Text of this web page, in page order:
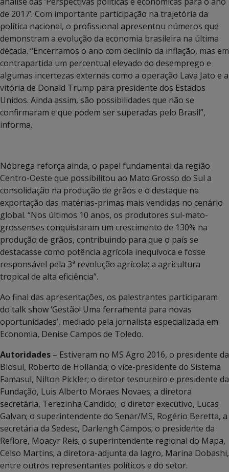
de 2017’. Com importante participação na trajetória da
política nacional, o profissional apresentou números que
demonstram a evolução da economia brasileira na última
década. “Encerramos o ano com declínio da inflação, mas em
contrapartida um percentual elevado do desemprego e
algumas incertezas externas como a operação Lava Jato e a
vitória de Donald Trump para presidente dos Estados
Unidos. Ainda assim, são possibilidades que não se
confirmaram e que podem ser superadas pelo Brasil”,
informa.
Nóbrega reforça ainda, o papel fundamental da região
Centro-Oeste que possibilitou ao Mato Grosso do Sul a
consolidação na produção de grãos e o destaque na
exportação das matérias-primas mais vendidas no cenário
global. “Nos últimos 10 anos, os produtores sul-mato-
grossenses conquistaram um crescimento de 130% na
produção de grãos, contribuindo para que o país se
destacasse como potência agrícola inequívoca e fosse
responsável pela 3ª revolução agrícola: a agricultura
tropical de alta eficiência”.
Ao final das apresentações, os palestrantes participaram
do talk show ‘Gestão! Uma ferramenta para novas
oportunidades’, mediado pela jornalista especializada em
Economia, Denise Campos de Toledo.
Autoridades – Estiveram no MS Agro 2016, o presidente da
Biosul, Roberto de Hollanda; o vice-presidente do Sistema
Famasul, Nilton Pickler; o diretor tesoureiro e presidente da
Fundação, Luis Alberto Moraes Novaes; a diretora
secretária, Terezinha Candido; o diretor executivo, Lucas
Galvan; o superintendente do Senar/MS, Rogério Beretta, a
secretária da Sedesc, Darlengh Campos; o presidente da
Reflore, Moacyr Reis; o superintendente regional do Mapa,
Celso Martins; a diretora-adjunta da Iagro, Marina Dobashi,
entre outros representantes políticos e do setor.